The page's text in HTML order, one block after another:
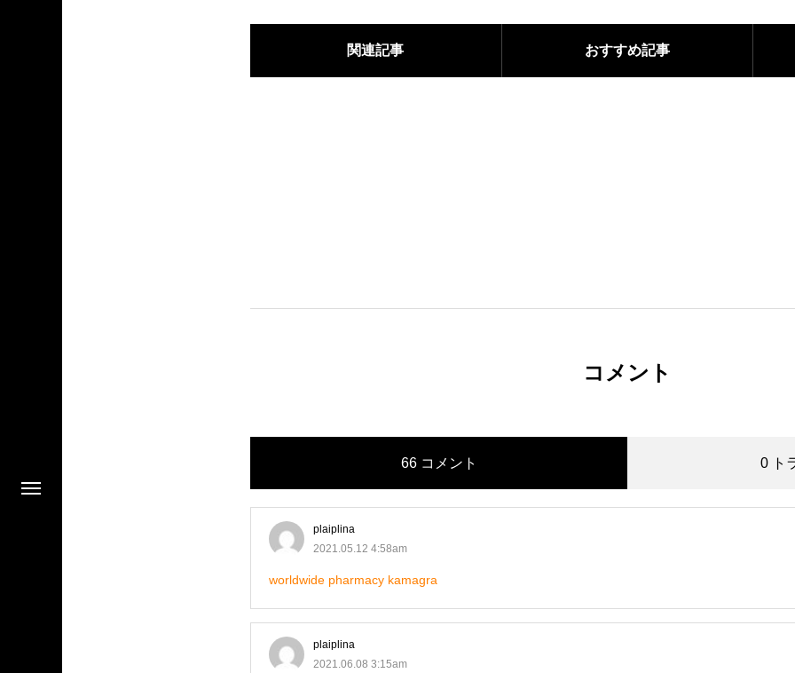
関連記事 おすすめ記事
コメント
66 コメント 0 ト
plaiplina
2021.05.12 4:58am
worldwide pharmacy kamagra
plaiplina
2021.06.08 3:15am